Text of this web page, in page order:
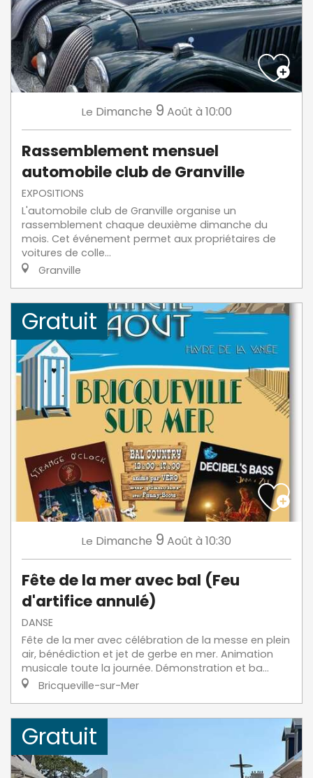
Le Dimanche 9 Août à 10:00
Rassemblement mensuel
automobile club de Granville
EXPOSITIONS
L'automobile club de Granville organise un
rassemblement chaque deuxième dimanche du
mois. Cet événement permet aux propriétaires de
voitures de colle...
Granville
Gratuit
Le Dimanche 9 Août à 10:30
Fête de la mer avec bal (Feu
d'artifice annulé)
DANSE
Fête de la mer avec célébration de la messe en plein
air, bénédiction et jet de gerbe en mer. Animation
musicale toute la journée. Démonstration et ba...
Bricqueville-sur-Mer
Gratuit